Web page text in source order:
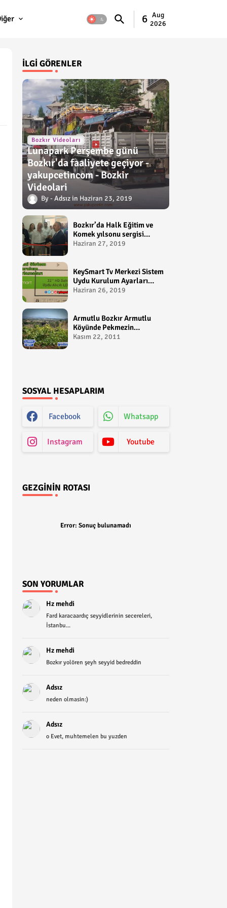
6 Aug
2026
İLGI GÖRENLER
Bozkır Videoları
Lunapark Perşembe günü
Bozkır'da faaliyete geçiyor -
yakupcetincom - Bozkir
Videolari
Adsız Haziran 23, 2019
Bozkır’da Halk Eğitim ve
Komek yılsonu sergisi
gerçekleştirildi-
Haziran 27, 2019
KeySmart Tv Merkezi Sistem
Uydu Kurulum Ayarları
Video anlatım -
Haziran 26, 2019
Armutlu Bozkır Armutlu
Köyünde Pekmezin
Hikayesi:Gezen Bilir Kontv
Kasım 22, 2011
SOSYAL HESAPLARIM
Facebook Whatsapp
Instagram Youtube
GEZGININ ROTASI
Error: Sonuç bulunamadı
SON YORUMLAR
Hz mehdi
Fard karacaardıç seyyidlerinin secereleri,
İstanbu...
Hz mehdi
Bozkır yolören şeyh seyyid bedreddin
Adsız
neden olmasin:)
Adsız
o Evet, muhtemelen bu yuzden